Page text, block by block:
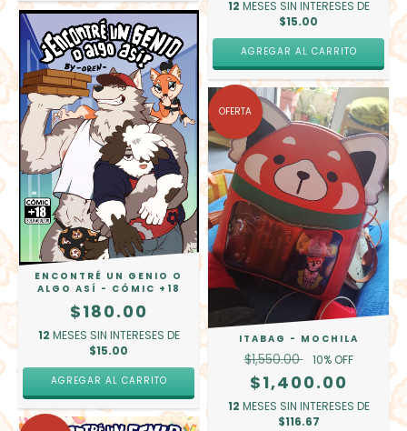
12 MESES SIN INTERESES DE
$15.00
ENCONTRÉ UN GENIO O
ALGO ASÍ - CÓMIC +18
$180.00
12 MESES SIN INTERESES DE
$15.00
OFERTA
ITABAG - MOCHILA
$1,550.00 10% OFF
$1,400.00
12 MESES SIN INTERESES DE
$116.67